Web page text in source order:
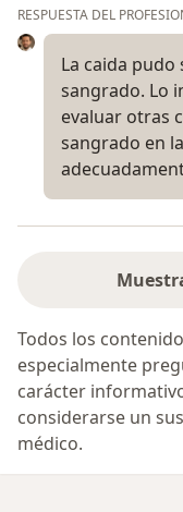
RESPUESTA DEL
La caida pudo
sangrado. Lo
evaluar otras
sangrado en
Todos los
especialmente
carácter
considerarse un
médico.